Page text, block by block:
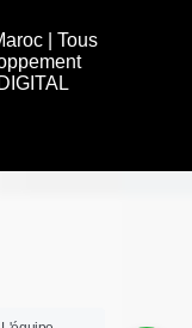
| Tous